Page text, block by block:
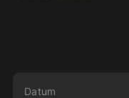
Datum